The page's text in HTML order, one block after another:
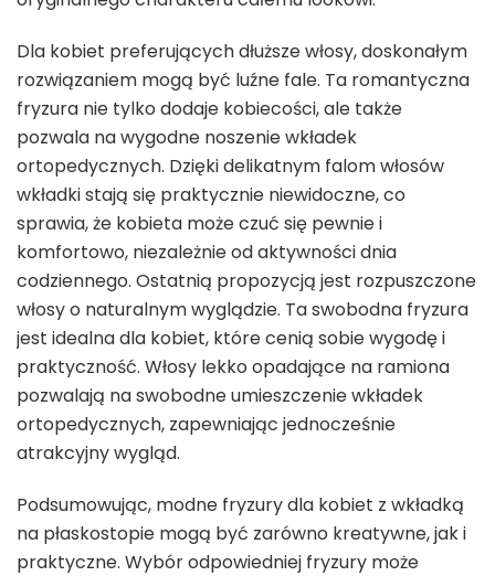
Dla kobiet preferujących dłuższe włosy, doskonałym
rozwiązaniem mogą być luźne fale. Ta romantyczna
fryzura nie tylko dodaje kobiecości, ale także
pozwala na wygodne noszenie wkładek
ortopedycznych. Dzięki delikatnym falom włosów
wkładki stają się praktycznie niewidoczne, co
sprawia, że kobieta może czuć się pewnie i
komfortowo, niezależnie od aktywności dnia
codziennego. Ostatnią propozycją jest rozpuszczone
włosy o naturalnym wyglądzie. Ta swobodna fryzura
jest idealna dla kobiet, które cenią sobie wygodę i
praktyczność. Włosy lekko opadające na ramiona
pozwalają na swobodne umieszczenie wkładek
ortopedycznych, zapewniając jednocześnie
atrakcyjny wygląd.
Podsumowując, modne fryzury dla kobiet z wkładką
na płaskostopie mogą być zarówno kreatywne, jak i
praktyczne. Wybór odpowiedniej fryzury może